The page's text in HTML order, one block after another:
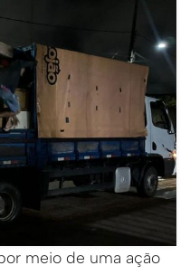
meio de uma ação